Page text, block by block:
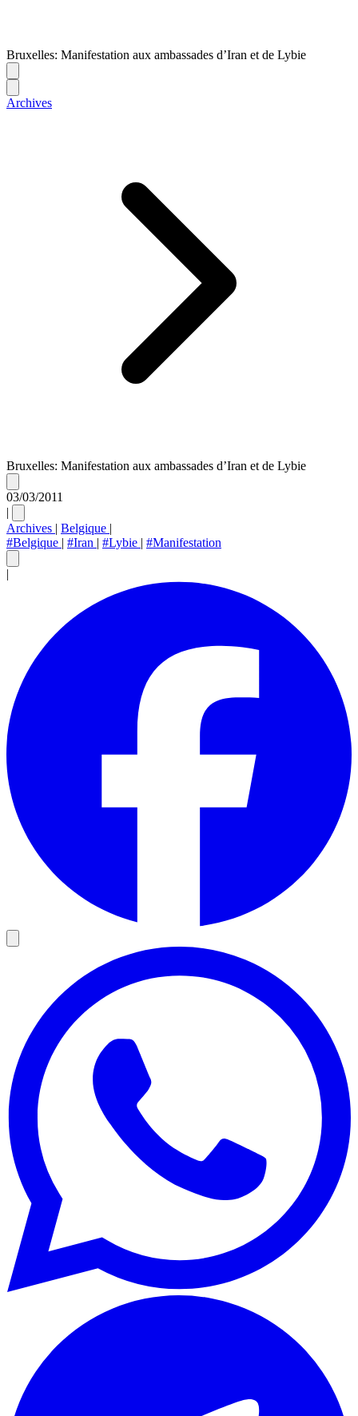
Bruxelles: Manifestation aux ambassades d’Iran et de Lybie
Archives
Bruxelles: Manifestation aux ambassades d’Iran et de Lybie
03/03/2011
|
Archives | Belgique |
#Belgique | #Iran | #Lybie | #Manifestation
|